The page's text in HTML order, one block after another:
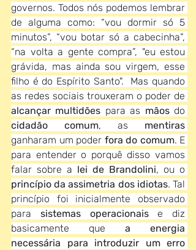
governos. Todos nós podemos lembrar
de alguma como: “vou dormir só 5
minutos”, “vou botar só a cabecinha”,
“na volta a gente compra”, "eu estou
grávida, mas ainda sou virgem, esse
filho é do Espírito Santo".  Mas quando
alcançar multidões para as mãos
cidadão comum, as mentiras
ganharam um poder fora do comum. E
para entender o porquê disso vamos
falar sobre a lei de Brandolini
princípio da assimetria dos idiotas. Tal
princípio foi inicialmente observado
para sistemas operacionais e diz
basicamente que a energia
necessária para introduzir um erro